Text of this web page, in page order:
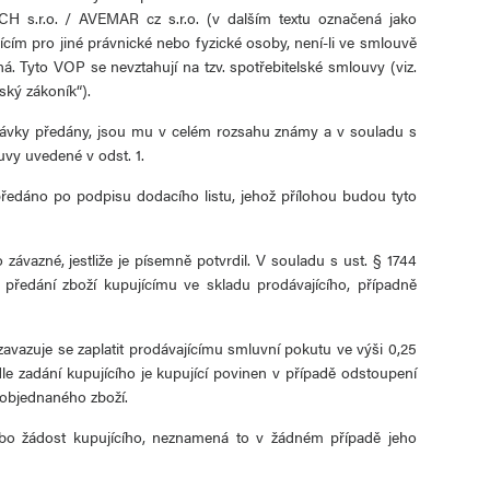
s.r.o. / AVEMAR cz s.r.o. (v dalším textu označená jako
pro jiné právnické nebo fyzické osoby, není-li ve smlouvě
Tyto VOP se nevztahují na tzv. spotřebitelské smlouvy (viz.
zákoník“).
předány, jsou mu v celém rozsahu známy a v souladu s
uvedené v odst. 1.
po podpisu dodacího listu, jehož přílohou budou tyto
jestliže je písemně potvrdil. V souladu s ust. § 1744
zboží kupujícímu ve skladu prodávajícího, případně
se zaplatit prodávajícímu smluvní pokutu ve výši 0,25
zadání kupujícího je kupující povinen v případě odstoupení
zboží.
žádost kupujícího, neznamená to v žádném případě jeho